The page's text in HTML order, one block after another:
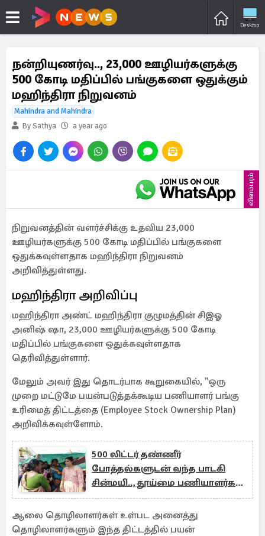
Desktop
நன்றியுணர்வு.., 23,000 ஊழியர்களுக்கு
500 கோடி மதிப்பில் பங்குகளை ஒதுக்கும்
மஹிந்திரா நிறுவனம்
Mahindra and Mahindra
By Sathya
a year ago
விளம்பரம்
நிறுவனத்தின் வளர்ச்சிக்கு உதவிய 23,000
ஊழியர்களுக்கு 500 கோடி மதிப்பில் பங்குகளை
ஒதுக்கவுள்ளதாக மஹிந்திரா நிறுவனம்
அறிவித்துள்ளது.
மஹிந்திரா அறிவிப்பு
மஹிந்திரா அண்ட் மஹிந்திரா குழுமத்தின் சிஇஓ
அனிஷ் ஷா, 23,000 ஊழியர்களுக்கு 500 கோடி
மதிப்பில் பங்குகளை ஒதுக்கவுள்ளதாக
தெரிவித்துள்ளார்.
மேலும் அவர் இது தொடர்பாக கூறுகையில், "ஒரு
முறை மட்டுமே பயன்படுத்தக்கூடிய பணியாளர் பங்கு
உரிமைத் திட்டத்தை (Employee Stock Ownership Plan)
அறிவிக்கவுள்ளோம்.
500 லிட்டர் தண்ணீர்
போத்தல்களுடன் வந்த பாடகி
சின்மயி.., தூய்மை பணியாளர்கள்
போராட்டத்திற்கு ஆதரவு
ஆலை தொழிலாளர்கள் உள்பட அனைத்து
தொழிலாளர்களும் இந்த திட்டத்தில் பயன்